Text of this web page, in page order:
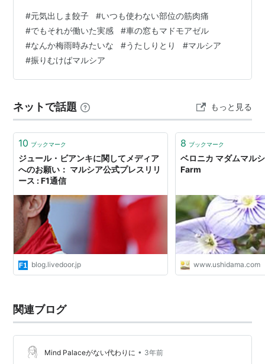
じゃなくって、曇りがちで、外気を入れたりエアコンつ
けたり電熱線入れたり、なんか梅雨時みたいな。そして
夜は夜でまた冷えてきて、明日はまた気温差の激しい１
日だとか。もうシンプルに早く半袖ワイシャツで仕事し
たいのに、なかなかタイミングが難しい今日この頃です
#元気出しま餃子 #いつも使わない部位の筋肉痛
#でもそれが働いた実感 #車の窓もマドモアゼル
#なんか梅雨時みたいな #うたしりとり #マルシア
#振りむけばマルシア
ネットで話題 もっと見る
10 ブックマーク
ジュール・ビアンキに関してメディア
へのお願い： マルシア公式プレスリリ
ース : F1通信
blog.livedoor.jp
8 ブックマーク
ベロニカ マダムマル
Farm
www.ushidama.com
関連ブログ
Mind Palaceがない代わりに • 3年前